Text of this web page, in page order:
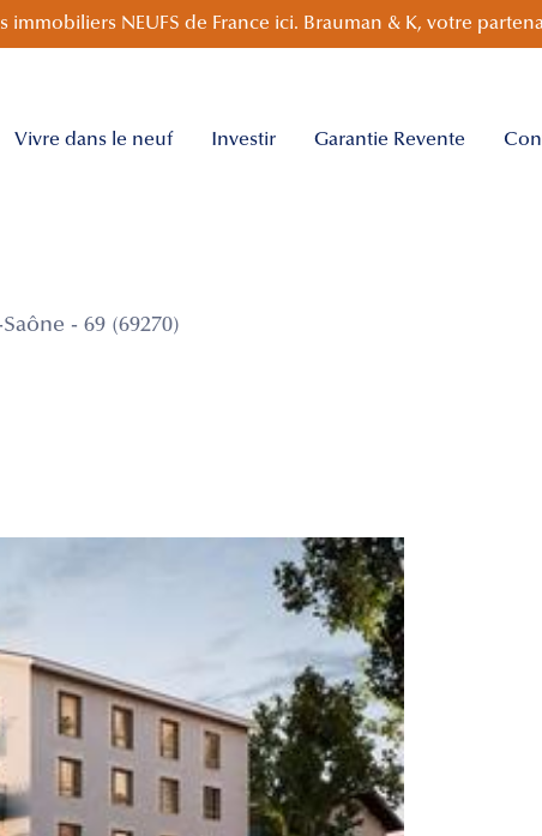
immobiliers NEUFS de France ici. Brauman & K, votre
Vivre dans le neuf Investir Garantie Revente
- 69 (69270)